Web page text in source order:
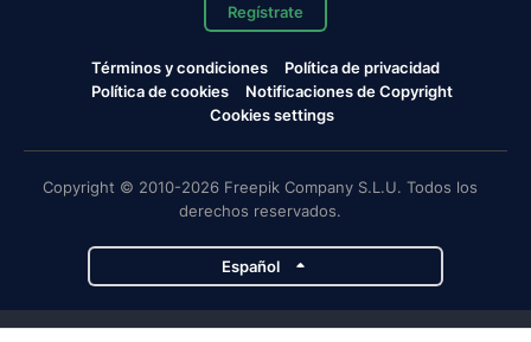
Regístrate
Términos y condiciones
Política de privacidad
Política de cookies
Notificaciones de Copyright
Cookies settings
Copyright © 2010-2026 Freepik Company S.L.U. Todos los
derechos reservados.
Español